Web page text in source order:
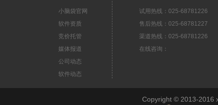
小脑袋官网
软件资质
竞价托管
媒体报道
公司动态
软件动态
试用热线：025-68781226
售后热线：025-68781227
渠道热线：025-68781226
在线咨询：
Copyright © 2013-2016